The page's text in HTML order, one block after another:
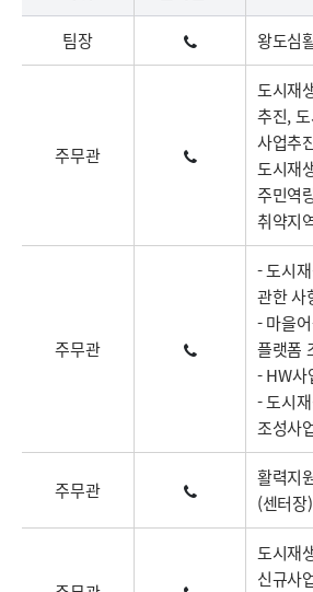
팀장 왕도심
주무관
도시재
추진,
사업추
도시재
주민역
취약지
주무관
- 도시
관한 사
- 마을
플랫폼
- HW사
- 도시
조성사
주무관
활력지
(센터장)
도시재
신규사